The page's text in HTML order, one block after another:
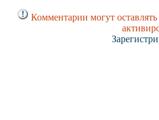
Комментарии могут